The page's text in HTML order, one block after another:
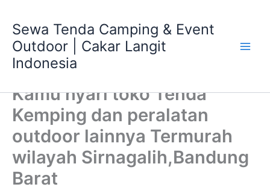
content
Sewa Tenda Camping & Event
Outdoor | Cakar Langit
Indonesia
Kamu nyari toko Tenda
Kemping dan peralatan
outdoor lainnya Termurah
wilayah Sirnagalih,Bandung
Barat